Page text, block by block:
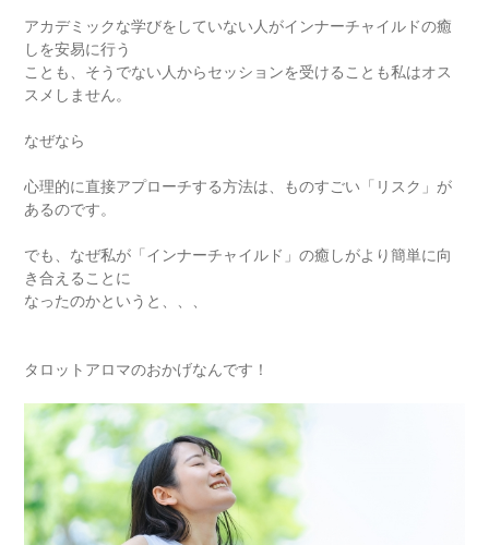
アカデミックな学びをしていない人がインナーチャイルドの癒
しを安易に行う
ことも、そうでない人からセッションを受けることも私はオス
スメしません。
なぜなら
心理的に直接アプローチする方法は、ものすごい「リスク」が
あるのです。
でも、なぜ私が「インナーチャイルド」の癒しがより簡単に向
き合えることに
なったのかというと、、、
タロットアロマのおかげなんです！